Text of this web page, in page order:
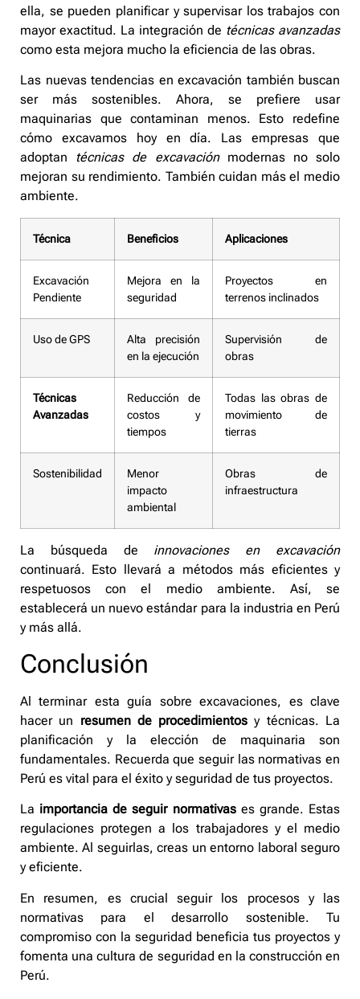
ella, se pueden planificar y supervisar los trabajos con
mayor exactitud. La integración de técnicas avanzadas
como esta mejora mucho la eficiencia de las obras.
Las nuevas tendencias en excavación también buscan
ser más sostenibles. Ahora, se prefiere usar
maquinarias que contaminan menos. Esto redefine
cómo excavamos hoy en día. Las empresas que
adoptan técnicas de excavaciónmodernas no solo
mejoran su rendimiento. También cuidan más el medio
ambiente.
Técnica Beneficios Aplicaciones
Excavación
Pendiente
Mejora en la
seguridad
Proyectos en
terrenos inclinados
Uso de GPS
Alta precisión
en la ejecución
Supervisión de
obras
Técnicas
Avanzadas
Reducción de
costos y
tiempos
Todas las obras de
movimiento de
tierras
Sostenibilidad
Menor
impacto
ambiental
Obras de
infraestructura
La búsqueda de innovaciones en excavación
continuará. Esto llevará a métodos más eficientes y
respetuosos con el medio ambiente. Así, se
establecerá un nuevo estándar para la industria en Perú
y más allá.
Conclusión
Al terminar esta guía sobre excavaciones, es clave
hacer un resumen de procedimientos y técnicas. La
planificación y la elección de maquinaria son
fundamentales. Recuerda que seguir las normativas en
Perú es vital para el éxito y seguridad de tus proyectos.
La importancia de seguir normativases grande. Estas
regulaciones protegen a los trabajadores y el medio
ambiente. Al seguirlas, creas un entorno laboral seguro
y eficiente.
En resumen, es crucial seguir los procesos y las
normativas para el desarrollo sostenible. Tu
compromiso con la seguridad beneficia tus proyectos y
fomenta una cultura de seguridad en la construcción en
Perú.